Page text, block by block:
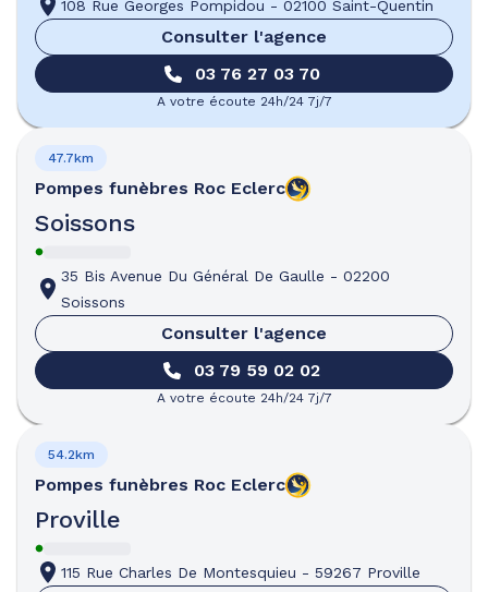
108 Rue Georges Pompidou - 02100 Saint-Quentin
Consulter l'agence
03 76 27 03 70
A votre écoute 24h/24 7j/7
Pompes funèbres Roc Eclerc
Soissons
47.7km
35 Bis Avenue Du Général De Gaulle - 02200
Soissons
Consulter l'agence
03 79 59 02 02
A votre écoute 24h/24 7j/7
Pompes funèbres Roc Eclerc
Proville
54.2km
115 Rue Charles De Montesquieu - 59267 Proville